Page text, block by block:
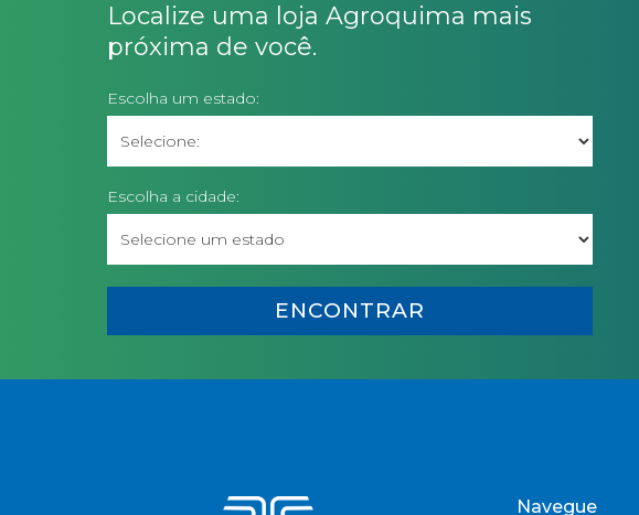
Localize uma loja Agroquima mais
próxima de você.
Escolha um estado:
Escolha a cidade:
ENCONTRAR
Navegue